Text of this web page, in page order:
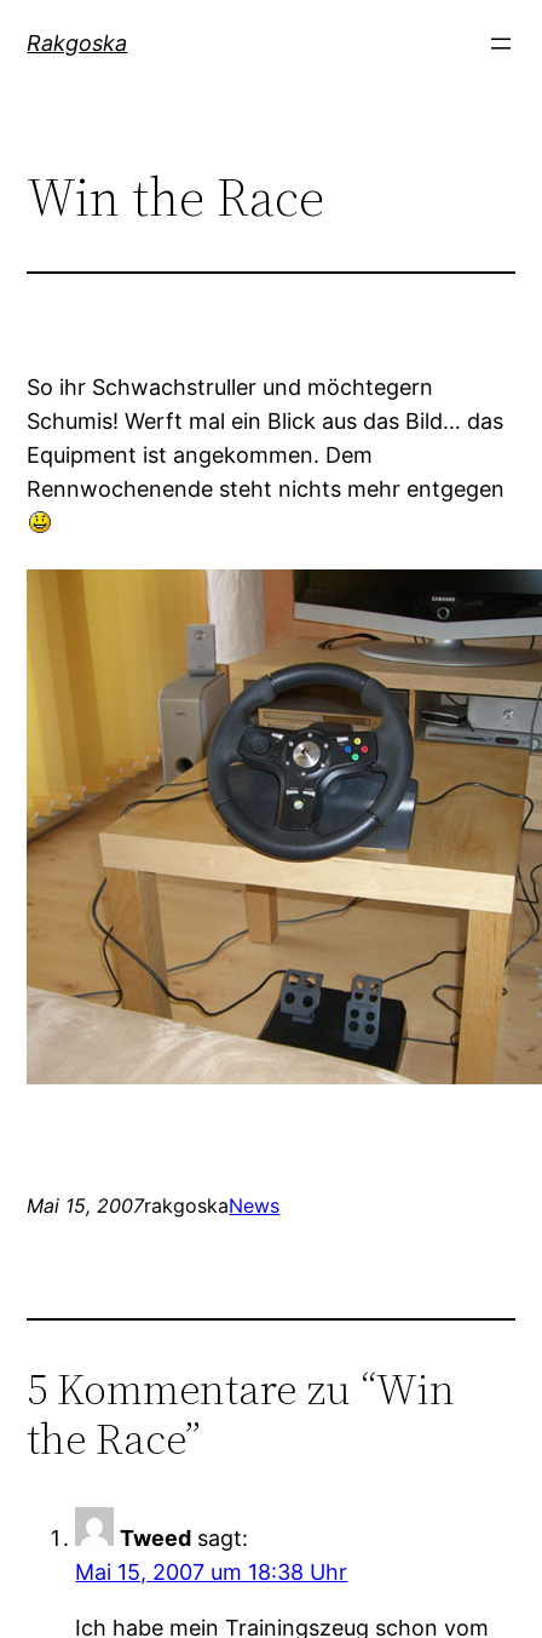
InhaltRakgoska
Win the Race
So ihr Schwachstruller und möchtegern
Schumis! Werft mal ein Blick aus das Bild… das
Equipment ist angekommen. Dem
Rennwochenende steht nichts mehr entgegen
Mai 15, 2007rakgoskaNews
5 Kommentare zu “Win
the Race”
Tweed sagt:
Mai 15, 2007 um 18:38 Uhr
Ich habe mein Trainingszeug schon vom